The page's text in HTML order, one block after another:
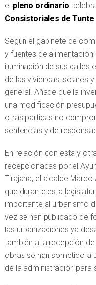
el pleno ordinario
Consistoriales de Tunte
Según el gabinete de
y fuentes de
iluminación de sus calles
de las viviendas, solares
general. Añade que la
una modificación
otras partidas no
sentencias y de
En relación con esta y
recepcionadas por el
Tirajana, el alcalde Marco
que durante esta
importante al urbanismo
vez se han publicado de
las urbanizaciones ya
también a la recepción
obras se han sometido a
de la administración para